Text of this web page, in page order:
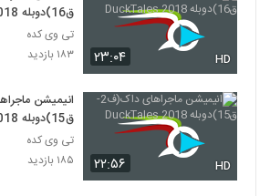
۲۳:۰۴ HD
ق16)دوبله DuckTales 2018
تی وی کده
۱۸۳ بازدید
۲۲:۵۶ HD
ق15)دوبله DuckTales 2018
تی وی کده
۱۸۵ بازدید